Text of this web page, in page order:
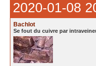
2020-01-08
Bachlot
Se fout du cuivre par